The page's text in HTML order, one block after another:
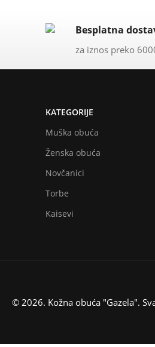
Besplatna
za iznos preko
KATEGORIJE
Muška obuća
Ženska obuća
Novčanici
Torbe
Kaisevi
© 2026. Kožna obuća "Gazela".